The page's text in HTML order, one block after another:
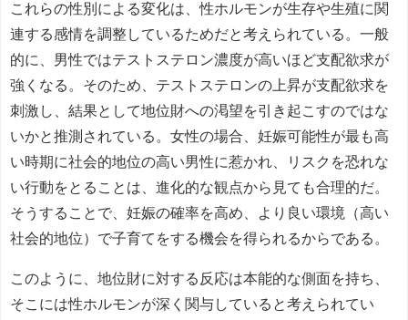
これらの性別による変化は、性ホルモンが生存や生殖に関
連する感情を調整しているためだと考えられている。一般
的に、男性ではテストステロン濃度が高いほど支配欲求が
強くなる。そのため、テストステロンの上昇が支配欲求を
刺激し、結果として地位財への渇望を引き起こすのではな
いかと推測されている。女性の場合、妊娠可能性が最も高
い時期に社会的地位の高い男性に惹かれ、リスクを恐れな
い行動をとることは、進化的な観点から見ても合理的だ。
そうすることで、妊娠の確率を高め、より良い環境（高い
社会的地位）で子育てをする機会を得られるからである。
このように、地位財に対する反応は本能的な側面を持ち、
そこには性ホルモンが深く関与していると考えられてい